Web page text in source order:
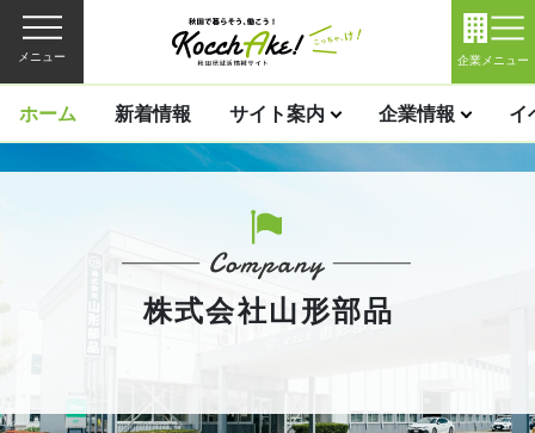
メニュー 企業メニュー
ホーム 新着情報 サイト案内 企業情報 イ
株式会社山形部品